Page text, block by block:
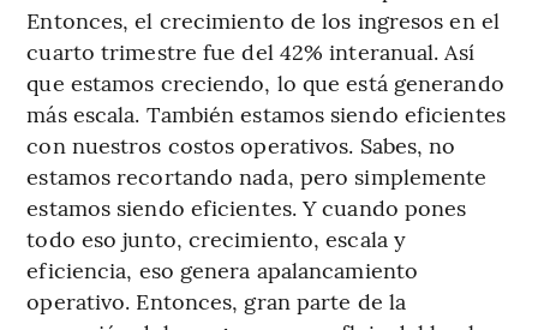
Entonces, el crecimiento de los ingresos en el
cuarto trimestre fue del 42% interanual. Así
que estamos creciendo, lo que está generando
más escala. También estamos siendo eficientes
con nuestros costos operativos. Sabes, no
estamos recortando nada, pero simplemente
estamos siendo eficientes. Y cuando pones
todo eso junto, crecimiento, escala y
eficiencia, eso genera apalancamiento
operativo. Entonces, gran parte de la